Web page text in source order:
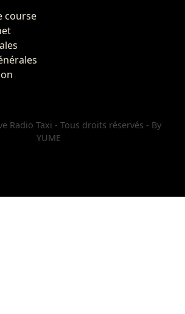
course
Radio Taxi - Tous droits réservés - By
YUME